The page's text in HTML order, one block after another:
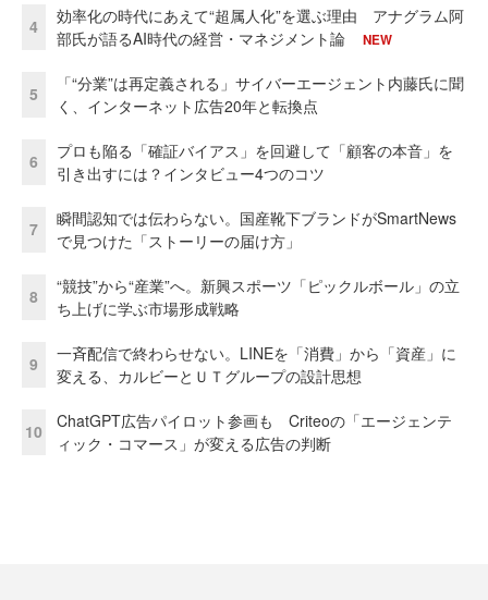
4
効率化の時代にあえて“超属人化”を選ぶ理由 アナグラム阿
部氏が語るAI時代の経営・マネジメント論
NEW
5
「“分業”は再定義される」サイバーエージェント内藤氏に聞
く、インターネット広告20年と転換点
6
プロも陥る「確証バイアス」を回避して「顧客の本音」を
引き出すには？インタビュー4つのコツ
7
瞬間認知では伝わらない。国産靴下ブランドがSmartNews
で見つけた「ストーリーの届け方」
8
“競技”から“産業”へ。新興スポーツ「ピックルボール」の立
ち上げに学ぶ市場形成戦略
9
一斉配信で終わらせない。LINEを「消費」から「資産」に
変える、カルビーとＵＴグループの設計思想
10
ChatGPT広告パイロット参画も Criteoの「エージェンテ
ィック・コマース」が変える広告の判断